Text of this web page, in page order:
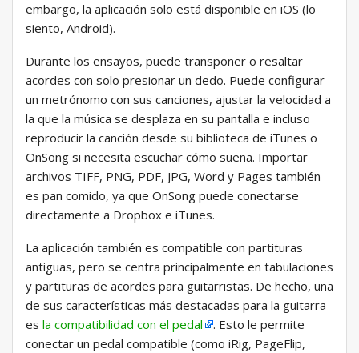
embargo, la aplicación solo está disponible en iOS (lo
siento, Android).
Durante los ensayos, puede transponer o resaltar
acordes con solo presionar un dedo. Puede configurar
un metrónomo con sus canciones, ajustar la velocidad a
la que la música se desplaza en su pantalla e incluso
reproducir la canción desde su biblioteca de iTunes o
OnSong si necesita escuchar cómo suena. Importar
archivos TIFF, PNG, PDF, JPG, Word y Pages también
es pan comido, ya que OnSong puede conectarse
directamente a Dropbox e iTunes.
La aplicación también es compatible con partituras
antiguas, pero se centra principalmente en tabulaciones
y partituras de acordes para guitarristas. De hecho, una
de sus características más destacadas para la guitarra
es la compatibilidad con el pedal
. Esto le permite
conectar un pedal compatible (como iRig, PageFlip,